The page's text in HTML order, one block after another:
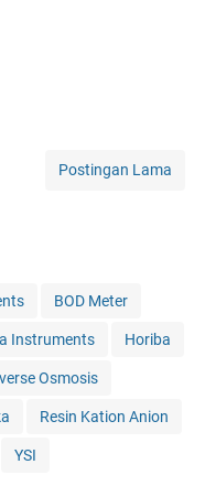
Postingan Lama
BOD Meter
Instruments Horiba
Osmosis
Resin Kation Anion
YSI